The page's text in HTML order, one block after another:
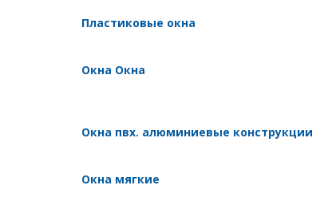
Пластиковые окна
Окна Окна
Окна пвх. алюминиевые конструкции
Окна мягкие